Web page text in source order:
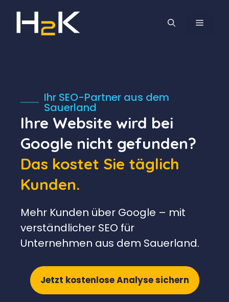
Inhalt
springen
MENÜ
Ihr SEO-Partner aus dem
Sauerland
Ihre Website wird bei
Google nicht gefunden?
Das kostet Sie täglich
Kunden.
Mehr Kunden über Google – mit
verständlicher SEO für
Unternehmen aus dem Sauerland.
Jetzt kostenlose Analyse sichern